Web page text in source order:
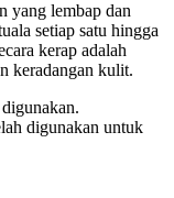
yang lembap dan
setiap satu hingga
kerap adalah
keradangan kulit.
digunakan untuk